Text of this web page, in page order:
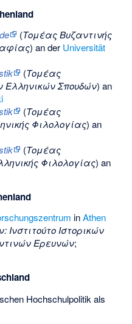
(Τομέας Βυζαντινής
) an der Universität
(Τομέας
Σπουδών) an
(Tομέας
Φιλολογίας) an
(Tομέας
Φιλολογίας) an
inAthen
Ιστορικών
Ερευνών;
Hochschulpolitik als